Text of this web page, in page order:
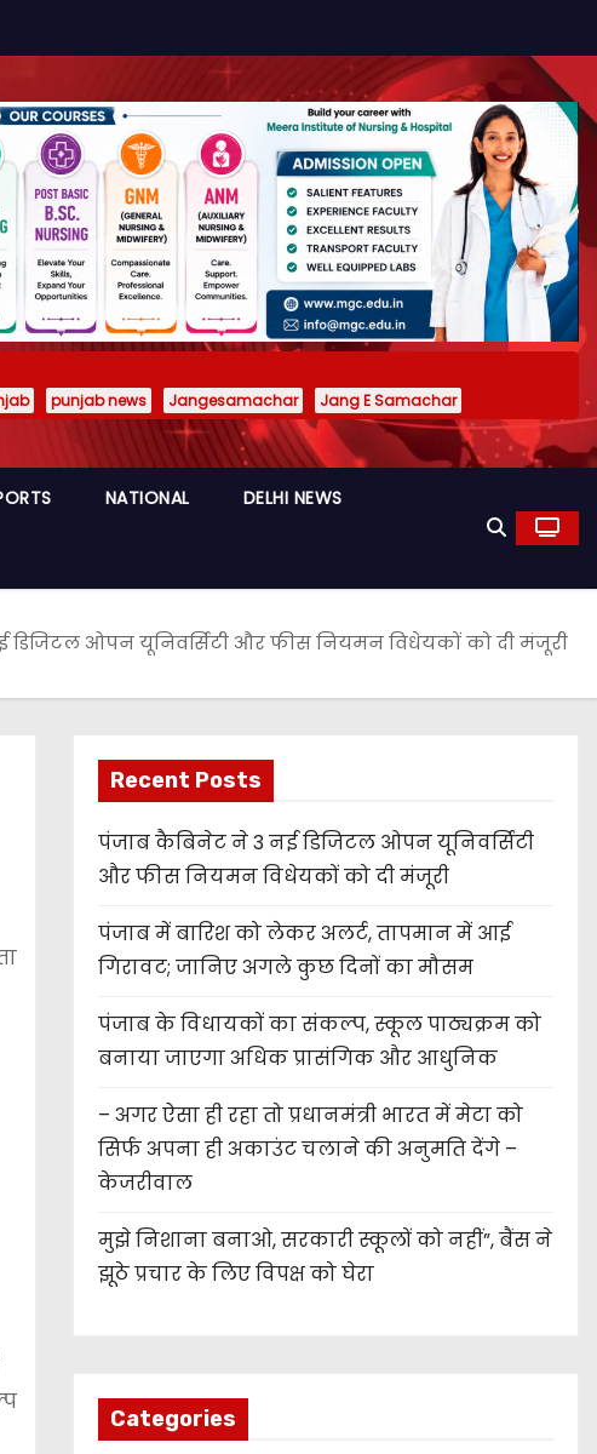
punjab news Jangesamachar Jang E Samachar
NATIONAL DELHI NEWS
ओपन यूनिवर्सिटी और फीस नियमन विधेयकों को दी मंजूरी
Recent Posts
पंजाब कैबिनेट ने 3 नई डिजिटल ओपन यूनिवर्सिटी
और फीस नियमन विधेयकों को दी मंजूरी
पंजाब में बारिश को लेकर अलर्ट, तापमान में आई
गिरावट; जानिए अगले कुछ दिनों का मौसम
पंजाब के विधायकों का संकल्प, स्कूल पाठ्यक्रम को
बनाया जाएगा अधिक प्रासंगिक और आधुनिक
– अगर ऐसा ही रहा तो प्रधानमंत्री भारत में मेटा को
सिर्फ अपना ही अकाउंट चलाने की अनुमति देंगे –
केजरीवाल
मुझे निशाना बनाओ, सरकारी स्कूलों को नहीं”, बैंस ने
झूठे प्रचार के लिए विपक्ष को घेरा
Categories